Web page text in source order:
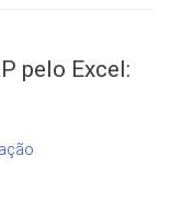
pelo Excel: